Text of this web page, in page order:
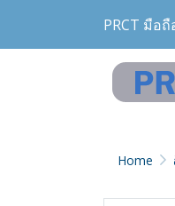
PRCT มือถื
Home